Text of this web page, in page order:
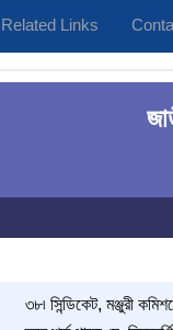
Related Links
৩৮৷ সিন্ডিকেট, মঞ্জুরী